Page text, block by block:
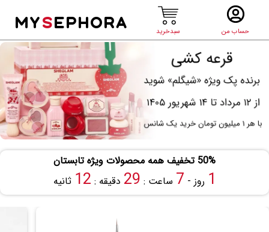
حساب من سبدخرید
MYSEPHORA
50% تخفیف همه محصولات ویژه تابستان
1 روز - 7 ساعت : 29 دقیقه : 11 ثانیه